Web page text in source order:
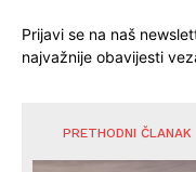
Prijavi se na naš
najvažnije obavijesti
PRETHODNI ČLANAK